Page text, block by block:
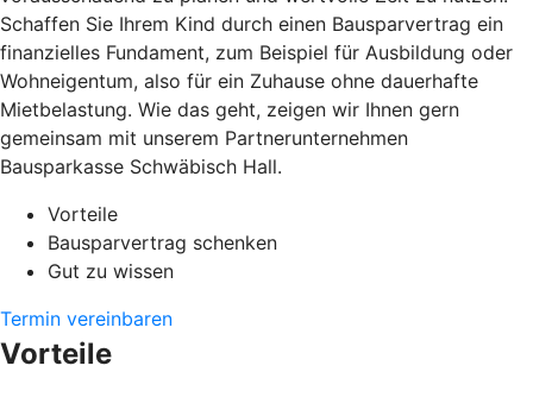
Schaffen Sie Ihrem Kind durch einen Bausparvertrag ein
finanzielles Fundament, zum Beispiel für Ausbildung oder
Wohneigentum, also für ein Zuhause ohne dauerhafte
Mietbelastung. Wie das geht, zeigen wir Ihnen gern
gemeinsam mit unserem Partnerunternehmen
Bausparkasse Schwäbisch Hall.
Vorteile
Bausparvertrag schenken
Gut zu wissen
Termin vereinbaren
Vorteile